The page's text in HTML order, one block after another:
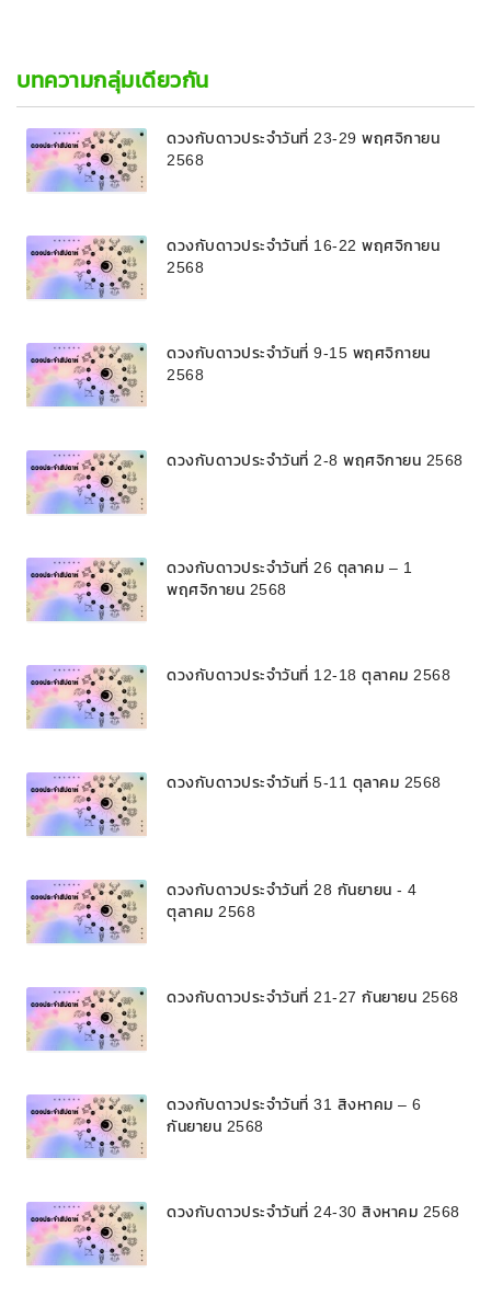
บทความกลุ่มเดียวกัน
ดวงกับดาวประจำวันที่ 23-29 พฤศจิกายน
2568
ดวงกับดาวประจำวันที่ 16-22 พฤศจิกายน
2568
ดวงกับดาวประจำวันที่ 9-15 พฤศจิกายน
2568
ดวงกับดาวประจำวันที่ 2-8 พฤศจิกายน 2568
ดวงกับดาวประจำวันที่ 26 ตุลาคม – 1
พฤศจิกายน 2568
ดวงกับดาวประจำวันที่ 12-18 ตุลาคม 2568
ดวงกับดาวประจำวันที่ 5-11 ตุลาคม 2568
ดวงกับดาวประจำวันที่ 28 กันยายน - 4
ตุลาคม 2568
ดวงกับดาวประจำวันที่ 21-27 กันยายน 2568
ดวงกับดาวประจำวันที่ 31 สิงหาคม – 6
กันยายน 2568
ดวงกับดาวประจำวันที่ 24-30 สิงหาคม 2568